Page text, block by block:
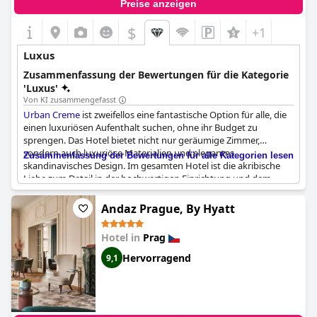
Preise anzeigen
$ +1
Luxus
Zusammenfassung der Bewertungen für die Kategorie
'Luxus'
Von KI zusammengefasst
Urban Creme ist zweifellos eine fantastische Option für alle, die
einen luxuriösen Aufenthalt suchen, ohne ihr Budget zu
sprengen. Das Hotel bietet nicht nur geräumige Zimmer,
sondern auch luxuriöse Materialien und elegantes
skandinavisches Design. Im gesamten Hotel ist die akribische
Liebe zum Detail in der hochwertigen Einrichtung und dem
modernen Interieur erkennbar, wodurch sich jede Ecke
prestigeträchtig und anspruchsvoll anfühlt.
Gäste können Premium-Annehmlichkeiten wie eine Minibar mit
luxuriösen Snacks, Bademäntel, Kaffeemaschinen und sogar
eine Flasche Wein mit Pralinen für besondere Anlässe genießen.
Der Hightech-Autoaufzug und andere hochmoderne
Einrichtungen verbessern das Erlebnis zusätzlich.
Die luxuriösen Badezimmer tragen mit ihrer Geräumigkeit zum
Zusammenfassung der Bewertungen für alle Kategorien lesen
Andaz Prague, By Hyatt
Hotel in Prag
9,1 Hervorragend